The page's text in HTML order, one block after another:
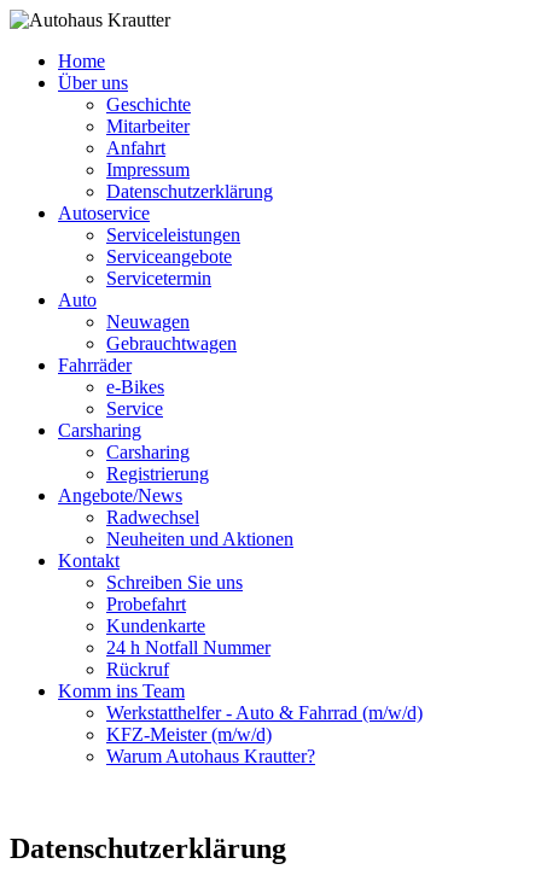
Home
Über uns
Geschichte
Mitarbeiter
Anfahrt
Impressum
Datenschutzerklärung
Autoservice
Serviceleistungen
Serviceangebote
Servicetermin
Auto
Neuwagen
Gebrauchtwagen
Fahrräder
e-Bikes
Service
Carsharing
Carsharing
Registrierung
Angebote/News
Radwechsel
Neuheiten und Aktionen
Kontakt
Schreiben Sie uns
Probefahrt
Kundenkarte
24 h Notfall Nummer
Rückruf
Komm ins Team
Werkstatthelfer - Auto & Fahrrad (m/w/d)
KFZ-Meister (m/w/d)
Warum Autohaus Krautter?
Datenschutzerklärung